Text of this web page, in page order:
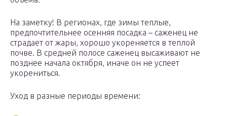
На заметку! В регионах, где зимы теплые,
предпочтительнее осенняя посадка – саженец не
страдает от жары, хорошо укореняется в теплой
почве. В средней полосе саженец высаживают не
позднее начала октября, иначе он не успеет
укорениться.
Уход в разные периоды времени: